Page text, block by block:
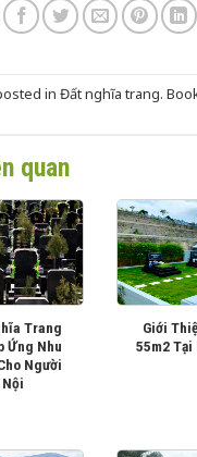
in Đất nghĩa trang.
quan
Trang
Ứng Nhu
Người
Nội
Giới
55m2 Tại